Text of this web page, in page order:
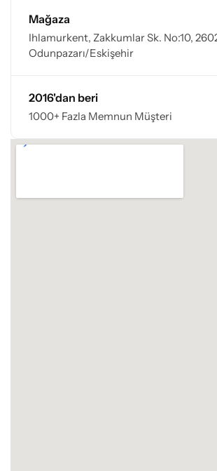
Mağaza
Ihlamurkent, Zakkumlar Sk. No:10,
Odunpazarı/Eskişehir
2016'dan beri
1000+ Fazla Memnun Müşteri